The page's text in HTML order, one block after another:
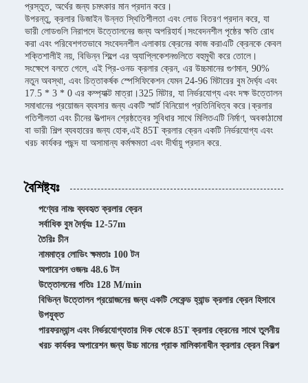
প্রস্তুত, অর্থের জন্য চমৎকার মান প্রদান করে।
উপরন্তু, ক্রলার ডিজাইন উন্নত স্থিতিশীলতা এবং লোড বিতরণ প্রদান করে, যা
ভারী লোডগুলি নিরাপদে উত্তোলনের জন্য অপরিহার্য।সংবেদনশীল পৃষ্ঠের ক্ষতি রোধ
করা এবং পরিবেশগতভাবে সংবেদনশীল এলাকায় ক্রেনের কাজ করাএটি ক্রেনকে কেবল
শক্তিশালীই নয়, বিভিন্ন শিল্পে এর অ্যাপ্লিকেশনগুলিতে বহুমুখী করে তোলে।
সংক্ষেপে বলতে গেলে, এই প্রি-ওনড ক্রলার ক্রেন, এর উচ্চমানের গুণমান, 90%
নতুন অবস্থা, এবং চিত্তাকর্ষক স্পেসিফিকেশন যেমন 24-96 মিটারের বুম দৈর্ঘ্য এবং
17.5 * 3 * 0 এর কম্প্যাক্ট মাত্রা।325 মিটার, যা নির্ভরযোগ্য এবং দক্ষ উত্তোলন
সমাধানের প্রয়োজন ব্যবসার জন্য একটি স্মার্ট বিনিয়োগ প্রতিনিধিত্ব করে।ক্রলার
গতিশীলতা এবং চীনের উত্পাদন শ্রেষ্ঠত্বের সুবিধার সাথে মিলিতএটি নির্মাণ, অবকাঠামো
বা ভারী শিল্প ব্যবহারের জন্য হোক,এই 85T ক্রলার ক্রেন একটি নির্ভরযোগ্য এবং
খরচ কার্যকর পছন্দ যা অসামান্য কর্মক্ষমতা এবং দীর্ঘায়ু প্রদান করে.
বৈশিষ্ট্যঃ
পণ্যের নামঃ ব্যবহৃত ক্রলার ক্রেন
সর্বাধিক বুম দৈর্ঘ্যঃ 12-57m
তৈরিঃ চীন
নামমাত্র লোডিং ক্ষমতাঃ 100 টন
অপারেশন ওজনঃ 48.6 টন
উত্তোলনের গতিঃ 128 M/min
বিভিন্ন উত্তোলন প্রয়োজনের জন্য একটি সেকেন্ড হ্যান্ড ক্রলার ক্রেন হিসাবে
উপযুক্ত
পারফরম্যান্স এবং নির্ভরযোগ্যতার দিক থেকে 85T ক্রলার ক্রেনের সাথে তুলনীয়
খরচ কার্যকর অপারেশন জন্য উচ্চ মানের প্রাক মালিকানাধীন ক্রলার ক্রেন বিকল্প